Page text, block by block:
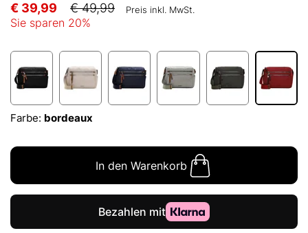
€ 39,99 € 49,99 Preis inkl. MwSt.
Sie sparen 20%
Farbe: bordeaux
In den Warenkorb